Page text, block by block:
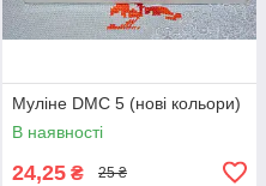
Муліне DMC 5 (нові кольори)
В наявності
24,25 ₴ 25 ₴